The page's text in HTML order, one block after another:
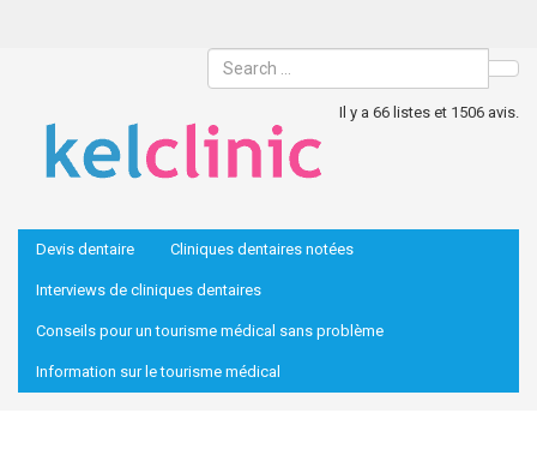
Il y a 66 listes et 1506 avis.
Devis dentaire Cliniques dentaires notées
Interviews de cliniques dentaires
Conseils pour un tourisme médical sans problème
Information sur le tourisme médical